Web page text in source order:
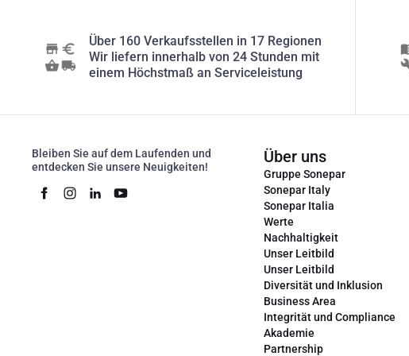
Über 160 Verkaufsstellen in 17 Regionen
Wir liefern innerhalb von 24 Stunden mit
einem Höchstmaß an Serviceleistung
Bleiben Sie auf dem Laufenden und
entdecken Sie unsere Neuigkeiten!
Über uns
Gruppe Sonepar
Sonepar Italy
Sonepar Italia
Werte
Nachhaltigkeit
Unser Leitbild
Unser Leitbild
Diversität und Inklusion
Business Area
Integrität und Compliance
Akademie
Partnership